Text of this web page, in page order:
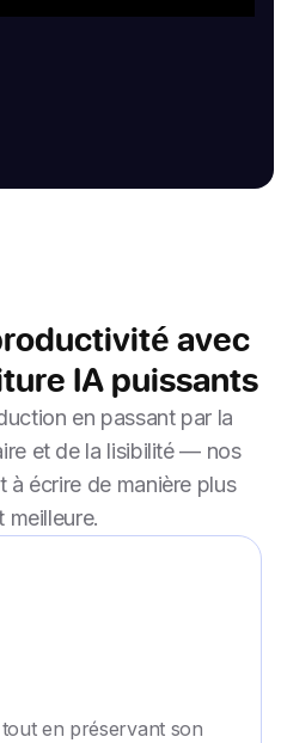
avec
IA puissants
en passant par la
et de la lisibilité — nos
à écrire de manière plus
meilleure.
en préservant son